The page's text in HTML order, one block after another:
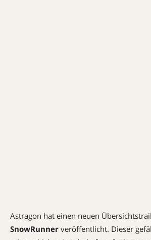
Astragon hat einen neuen
SnowRunner veröffentlicht. Dieser